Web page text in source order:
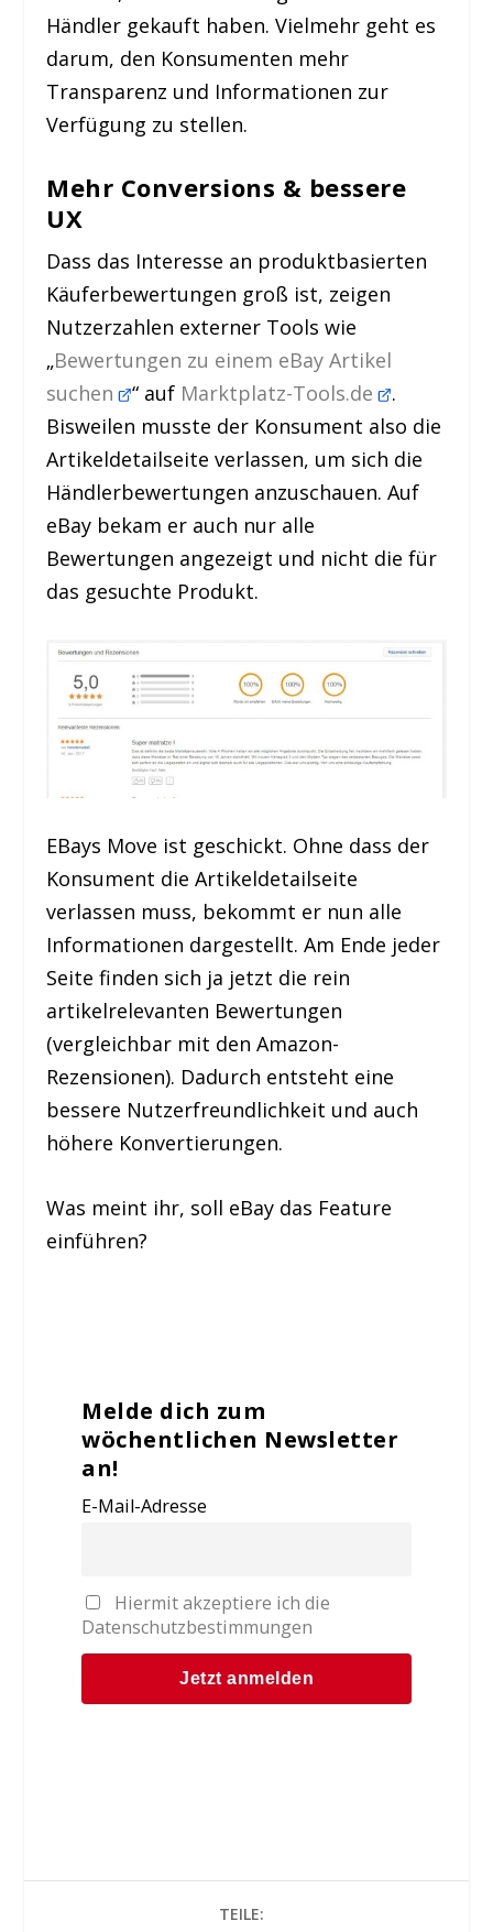
Händler gekauft haben. Vielmehr geht es
darum, den Konsumenten mehr
Transparenz und Informationen zur
Verfügung zu stellen.
Mehr Conversions & bessere
UX
Dass das Interesse an produktbasierten
Käuferbewertungen groß ist, zeigen
Nutzerzahlen externer Tools wie
„Bewertungen zu einem eBay Artikel
suchen “ auf Marktplatz-Tools.de .
Bisweilen musste der Konsument also die
Artikeldetailseite verlassen, um sich die
Händlerbewertungen anzuschauen. Auf
eBay bekam er auch nur alle
Bewertungen angezeigt und nicht die für
das gesuchte Produkt.
EBays Move ist geschickt. Ohne dass der
Konsument die Artikeldetailseite
verlassen muss, bekommt er nun alle
Informationen dargestellt. Am Ende jeder
Seite finden sich ja jetzt die rein
artikelrelevanten Bewertungen
(vergleichbar mit den Amazon-
Rezensionen). Dadurch entsteht eine
bessere Nutzerfreundlichkeit und auch
höhere Konvertierungen.
Was meint ihr, soll eBay das Feature
einführen?
Melde dich zum
wöchentlichen Newsletter
an!
E-Mail-Adresse
Hiermit akzeptiere ich die
Datenschutzbestimmungen
TEILE: